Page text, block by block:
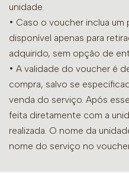
unidade.
• Caso o voucher inclua
disponível apenas para
adquirido, sem opção de
• A validade do voucher é
compra, salvo se
venda do serviço. Após
feita diretamente com a
realizada. O nome da
nome do serviço no